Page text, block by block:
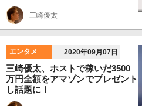
三崎優太
エンタメ 2020年09月07日
三崎優太、ホストで稼いだ3500
万円全額をアマゾンでプレゼント
し話題に！